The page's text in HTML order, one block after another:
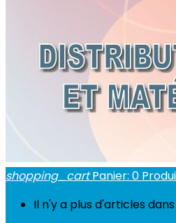
shopping_cart Panier: 0
Il n'y a plus d'articles